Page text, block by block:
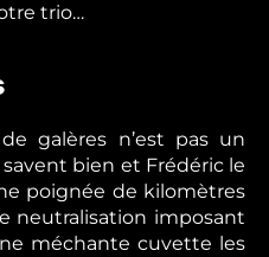
trio…
galères n’est pas un
savent bien et Frédéric le
poignée de kilomètres
neutralisation imposant
méchante cuvette les